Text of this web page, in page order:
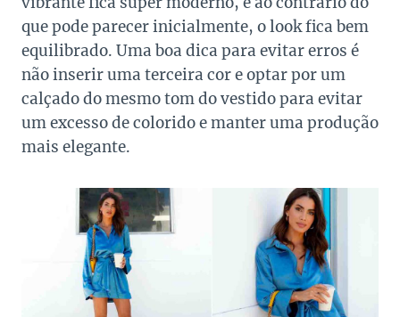
que pode parecer inicialmente, o look fica bem
equilibrado. Uma boa dica para evitar erros é
não inserir uma terceira cor e optar por um
calçado do mesmo tom do vestido para evitar
um excesso de colorido e manter uma produção
mais elegante.